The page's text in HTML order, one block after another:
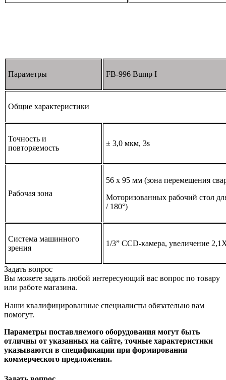
Параметры FB-996 Bump I
Общие характеристики
Точность и
повторяемость
± 3,0 мкм, 3s
Рабочая зона
56 х 95 мм (зона перемещения
Моторизованных рабочий стол
/ 180°)
Система машинного
зрения
1/3” CCD-камера, увеличение
Задать вопрос
Вы можете задать любой интересующий вас вопрос по товару
или работе магазина.
Наши квалифицированные специалисты обязательно вам
помогут.
Параметры поставляемого оборудования могут быть
отличны от указанных на сайте, точные характеристики
указываются в спецификации при формировании
коммерческого предложения.